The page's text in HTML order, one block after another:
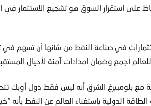
على استقرار السوق هو تشجيع الاستثمار في
في صناعة النفط من شأنها أن تسهم في
أجمع وضمان إمدادات آمنة لأجيال
مع بلومبيرغ الشرق أنه ليس فقط دول أوبك
الدولية باستغناء العالم عن النفط بأنه